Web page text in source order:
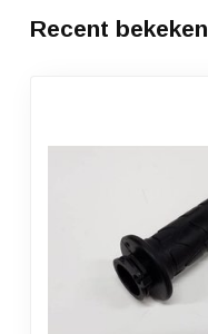
Recent bekeken